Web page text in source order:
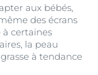
aux bébés,
des écrans
certaines
la peau
à tendance